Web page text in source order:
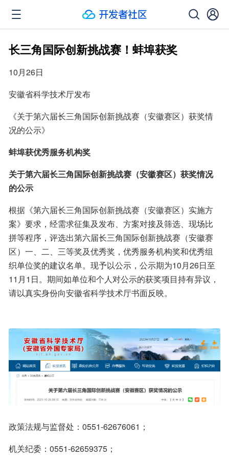
长三角国际创新挑战赛！蚌埠获奖
10月26日
安徽省科学技术厅发布
《关于第六届长三角国际创新挑战赛（安徽赛区）获奖情
况的公示》
蚌埠获优秀服务机构奖
关于第六届长三角国际创新挑战赛（安徽赛区）获奖情况
的公示
根据《第六届长三角国际创新挑战赛（安徽赛区）实施方
案》要求，经需求征集及发布、方案对接及筛选、现场比
拼等程序，评选出第六届长三角国际创新挑战赛（安徽赛
区）一、二、三等奖及优秀奖，优秀服务机构奖和优秀组
织单位奖的建议名单。现予以公示，公示期为10月26日至
11月1日。期间如单位和个人对公示的获奖项目持有异议，
请以真实身份向安徽省科学技术厅书面反映。
政策法规与监督处：0551-62676061；
机关纪委：0551-62659375；